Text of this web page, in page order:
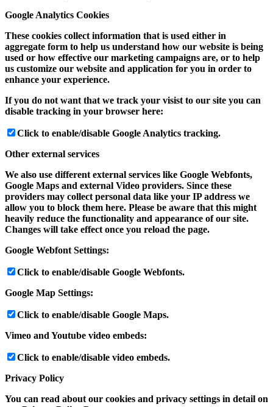
Google Analytics Cookies
These cookies collect information that is used either in
aggregate form to help us understand how our website is being
used or how effective our marketing campaigns are, or to help
us customize our website and application for you in order to
enhance your experience.
If you do not want that we track your visist to our site you can
disable tracking in your browser here:
Click to enable/disable Google Analytics tracking.
Other external services
We also use different external services like Google Webfonts,
Google Maps and external Video providers. Since these
providers may collect personal data like your IP address we
allow you to block them here. Please be aware that this might
heavily reduce the functionality and appearance of our site.
Changes will take effect once you reload the page.
Google Webfont Settings:
Click to enable/disable Google Webfonts.
Google Map Settings:
Click to enable/disable Google Maps.
Vimeo and Youtube video embeds:
Click to enable/disable video embeds.
Privacy Policy
You can read about our cookies and privacy settings in detail on